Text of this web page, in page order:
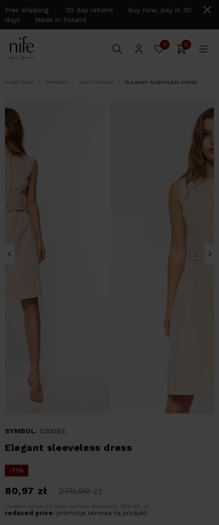
Free shipping 30 day returns Buy now, pay in 30
days Made in Poland
0 0
HOME PAGE DRESSES MIDI DRESSES ELEGANT SLEEVELESS DRESS
SYMBOL: S200BE
Elegant sleeveless dress
-71%
80,97 zł 279,90zł
Lowest price 30 days before discount: 269,90 zł
reduced price: promocja cenowa na produkt